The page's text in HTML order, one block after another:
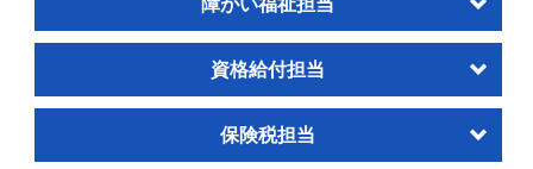
障がい福祉担当
資格給付担当
保険税担当